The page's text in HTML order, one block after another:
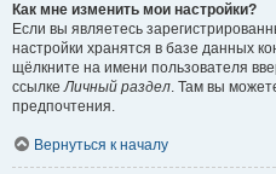
Как мне изменить мои настройки?
Если вы являетесь
настройки хранятся в базе данных
щёлкните на имени пользователя
ссылкеЛичный раздел. Там вы
предпочтения.
Вернуться к началу